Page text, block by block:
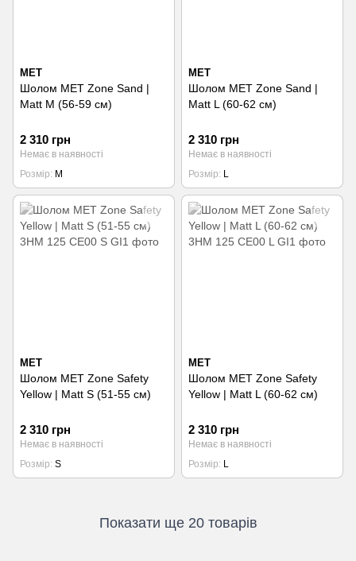
MET
Шолом MET Zone Sand |
Matt M (56-59 см)
2 310 грн
Немає в наявності
Розмір
M
MET
Шолом MET Zone Sand |
Matt L (60-62 см)
2 310 грн
Немає в наявності
Розмір
L
MET
Шолом MET Zone Safety
Yellow | Matt S (51-55 см)
2 310 грн
Немає в наявності
Розмір S
MET
Шолом MET Zone Safety
Yellow | Matt L (60-62 см)
2 310 грн
Немає в наявності
Розмір
L
Показати ще 20 товарів